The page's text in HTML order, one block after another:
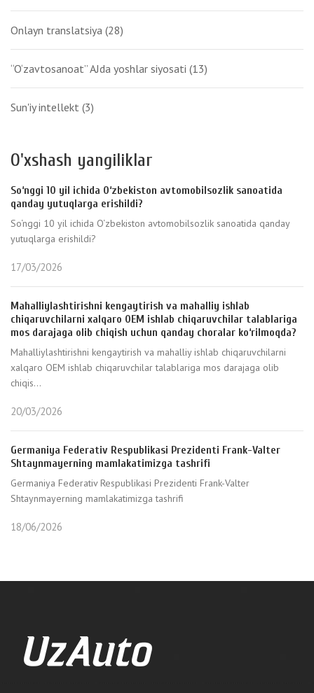
Onlayn translatsiya (28)
“O‘zavtosanoat” AJda yoshlar siyosati (13)
Sun'iy intellekt (3)
O'xshash yangiliklar
So‘nggi 10 yil ichida O‘zbekiston avtomobilsozlik sanoatida
qanday yutuqlarga erishildi?
So‘nggi 10 yil ichida O‘zbekiston avtomobilsozlik sanoatida qanday
yutuqlarga erishildi?
17/03/2026
Mahalliylashtirishni kengaytirish va mahalliy ishlab
chiqaruvchilarni xalqaro OEM ishlab chiqaruvchilar talablariga
mos darajaga olib chiqish uchun qanday choralar ko‘rilmoqda?
Mahalliylashtirishni kengaytirish va mahalliy ishlab chiqaruvchilarni
xalqaro OEM ishlab chiqaruvchilar talablariga mos darajaga olib
chiqis...
20/03/2026
Germaniya Federativ Respublikasi Prezidenti Frank-Valter
Shtaynmayerning mamlakatimizga tashrifi
Germaniya Federativ Respublikasi Prezidenti Frank-Valter
Shtaynmayerning mamlakatimizga tashrifi
18/06/2026